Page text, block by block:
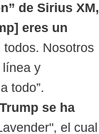
de Sirius XM,
eres un
todos. Nosotros
línea y
todo”.
se ha
el cual